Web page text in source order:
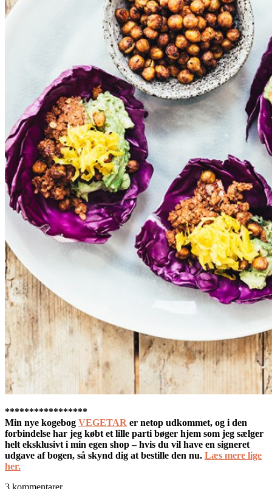
*****************
Min nye kogebog VEGETAR er netop udkommet, og i den
forbindelse har jeg købt et lille parti bøger hjem som jeg sælger
helt eksklusivt i min egen shop – hvis du vil have en signeret
udgave af bogen, så skynd dig at bestille den nu. Læs mere lige
her.